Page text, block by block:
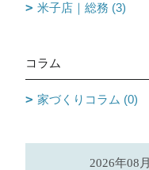
米子店｜総務 (3)
コラム
家づくりコラム (0)
2026年08月